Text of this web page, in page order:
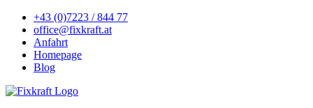
+43 (0)7223 / 844 77
office@fixkraft.at
Anfahrt
Homepage
Blog